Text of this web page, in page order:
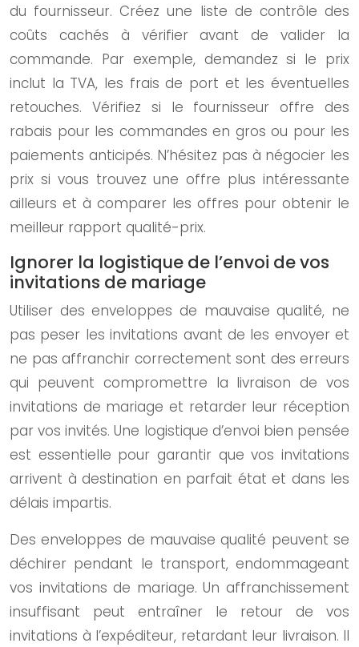
du fournisseur. Créez une liste de contrôle des
coûts cachés à vérifier avant de valider la
commande. Par exemple, demandez si le prix
inclut la TVA, les frais de port et les éventuelles
retouches. Vérifiez si le fournisseur offre des
rabais pour les commandes en gros ou pour les
paiements anticipés. N’hésitez pas à négocier les
prix si vous trouvez une offre plus intéressante
ailleurs et à comparer les offres pour obtenir le
meilleur rapport qualité-prix.
Ignorer la logistique de l’envoi de vos
invitations de mariage
Utiliser des enveloppes de mauvaise qualité, ne
pas peser les invitations avant de les envoyer et
ne pas affranchir correctement sont des erreurs
qui peuvent compromettre la livraison de vos
invitations de mariage et retarder leur réception
par vos invités. Une logistique d’envoi bien pensée
est essentielle pour garantir que vos invitations
arrivent à destination en parfait état et dans les
délais impartis.
Des enveloppes de mauvaise qualité peuvent se
déchirer pendant le transport, endommageant
vos invitations de mariage. Un affranchissement
insuffisant peut entraîner le retour de vos
invitations à l’expéditeur, retardant leur livraison. Il